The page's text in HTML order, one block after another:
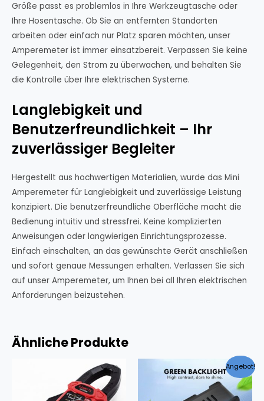
Größe passt es problemlos in Ihre Werkzeugtasche oder
Ihre Hosentasche. Ob Sie an entfernten Standorten
arbeiten oder einfach nur Platz sparen möchten, unser
Amperemeter ist immer einsatzbereit. Verpassen Sie keine
Gelegenheit, den Strom zu überwachen, und behalten Sie
die Kontrolle über Ihre elektrischen Systeme.
Langlebigkeit und
Benutzerfreundlichkeit – Ihr
zuverlässiger Begleiter
Hergestellt aus hochwertigen Materialien, wurde das Mini
Amperemeter für Langlebigkeit und zuverlässige Leistung
konzipiert. Die benutzerfreundliche Oberfläche macht die
Bedienung intuitiv und stressfrei. Keine komplizierten
Anweisungen oder langwierigen Einrichtungsprozesse.
Einfach einschalten, an das gewünschte Gerät anschließen
und sofort genaue Messungen erhalten. Verlassen Sie sich
auf unser Amperemeter, um Ihnen bei all Ihren elektrischen
Anforderungen beizustehen.
Ähnliche Produkte
Angebot!